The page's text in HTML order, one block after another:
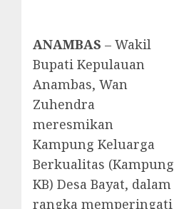
ANAMBAS – Wakil
Bupati Kepulauan
Anambas, Wan
Zuhendra
meresmikan
Kampung Keluarga
Berkualitas (Kampung
KB) Desa Bayat, dalam
rangka memperingati